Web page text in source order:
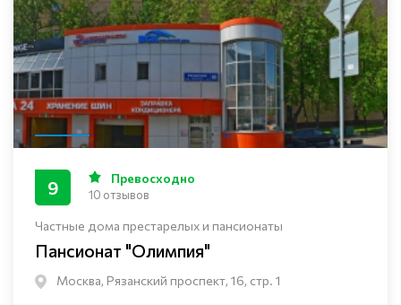
Частные дома престарелых и пансионаты
Пансионат "Олимпия"
Москва, Рязанский проспект, 16, стр. 1
9 Превосходно
10 отзывов